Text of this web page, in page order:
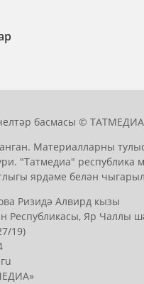
басмасы ©
Материалларны
"Татмедиа" республика
ярдәме белән
Ризидә Алвирд кызы
Республикасы, Яр Чаллы
19)